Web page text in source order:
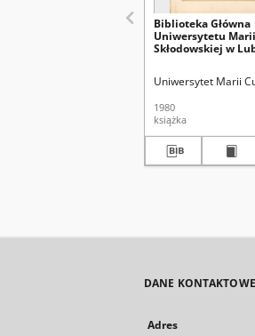
Biblioteka Główna
Uniwersytetu
Skłodowskiej w
Uniwersytet Marii
1980
książka
DANE KONTAKTOWE
Adres